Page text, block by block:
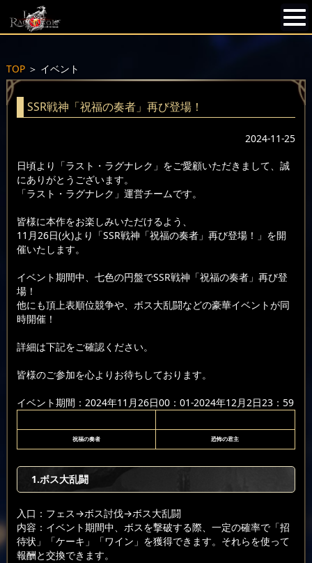
TOP＞ イベント
SSR戦神「祝福の奏者」再び登場！
2024-11-25
日頃より「ラスト・ラグナレク」をご愛顧いただきまして、誠
にありがとうございます。
「ラスト・ラグナレク」運営チームです。
皆様に本作をお楽しみいただけるよう、
11月26日(火)より「SSR戦神「祝福の奏者」再び登場！」を開
催いたします。
イベント期間中、七色の円盤でSSR戦神「祝福の奏者」再び登
場！
他にも頂上表順位競争や、ボス大乱闘などの豪華イベントが同
時開催！
詳細は下記をご確認ください。
皆様のご参加を心よりお待ちしております。
イベント期間：2024年11月26日00：01-2024年12月2日23：59
祝福の奏者 恐怖の君主
1.ボス大乱闘
入口：フェス→ボス討伐→ボス大乱闘
内容：イベント期間中、ボスを撃破する際、一定の確率で「招
待状」「ケーキ」「ワイン」を獲得できます。それらを使って
報酬と交換できます。